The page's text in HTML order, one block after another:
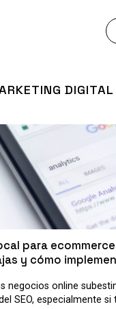
DIGITAL
para
y cómo
negocios online
SEO, especialmente si